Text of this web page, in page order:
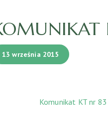
13 września 2015
Komunikat KT nr